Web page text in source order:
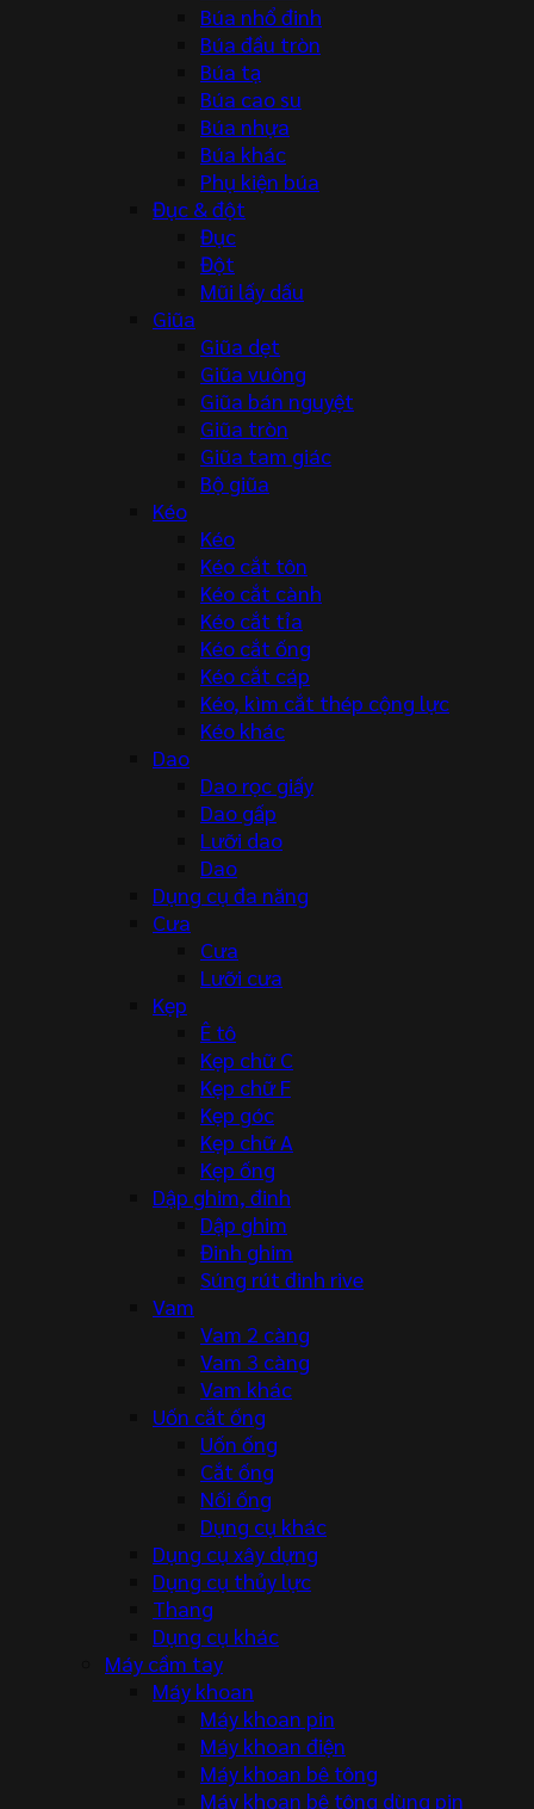
Búa nhổ đinh
Búa đầu tròn
Búa tạ
Búa cao su
Búa nhựa
Búa khác
Phụ kiện búa
Đục & đột
Đục
Đột
Mũi lấy dấu
Giũa
Giũa dẹt
Giũa vuông
Giũa bán nguyệt
Giũa tròn
Giũa tam giác
Bộ giũa
Kéo
Kéo
Kéo cắt tôn
Kéo cắt cành
Kéo cắt tỉa
Kéo cắt ống
Kéo cắt cáp
Kéo, kìm cắt thép cộng lực
Kéo khác
Dao
Dao rọc giấy
Dao gấp
Lưỡi dao
Dao
Dụng cụ đa năng
Cưa
Cưa
Lưỡi cưa
Kẹp
Ê tô
Kẹp chữ C
Kẹp chữ F
Kẹp góc
Kẹp chữ A
Kẹp ống
Dập ghim, đinh
Dập ghim
Đinh ghim
Súng rút đinh rive
Vam
Vam 2 càng
Vam 3 càng
Vam khác
Uốn cắt ống
Uốn ống
Cắt ống
Nối ống
Dụng cụ khác
Dụng cụ xây dựng
Dụng cụ thủy lực
Thang
Dụng cụ khác
Máy cầm tay
Máy khoan
Máy khoan pin
Máy khoan điện
Máy khoan bê tông
Máy khoan bê tông dùng pin